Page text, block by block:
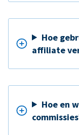
Hoe
affiliate
Hoe en